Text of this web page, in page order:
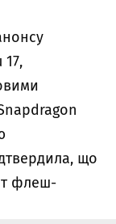
що
флеш-